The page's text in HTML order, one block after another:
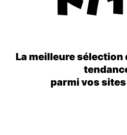
La meilleure sélection
parmi vos